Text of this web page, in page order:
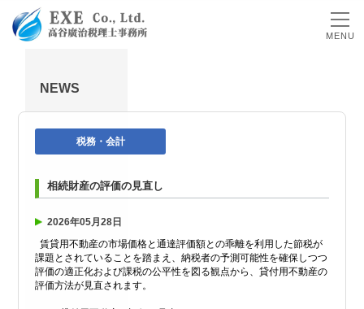
MENU
NEWS
税務・会計
相続財産の評価の見直し
2026年05月28日
賃貸用不動産の市場価格と通達評価額との乖離を利用した節税が
課題とされていることを踏まえ、納税者の予測可能性を確保しつつ
評価の適正化および課税の公平性を図る観点から、貸付用不動産の
評価方法が見直されます。